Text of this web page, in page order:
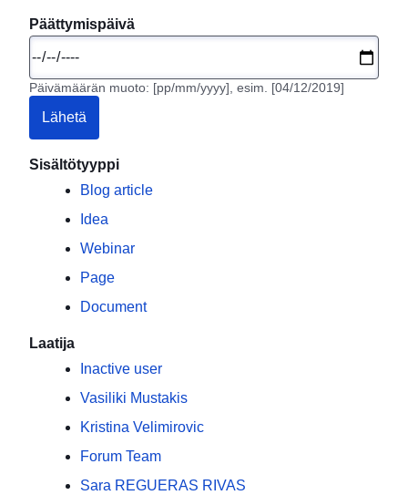
Päättymispäivä
Päivämäärän muoto: [pp/mm/yyyy], esim. [04/12/2019]
Lähetä
Sisältötyyppi
Blog article
Idea
Webinar
Page
Document
Laatija
Inactive user
Vasiliki Mustakis
Kristina Velimirovic
Forum Team
Sara REGUERAS RIVAS